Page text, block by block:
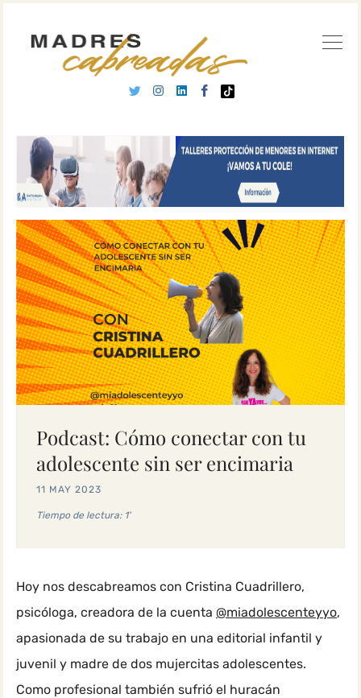
Podcast: Cómo conectar con tu
adolescente sin ser encimaria
11 MAY 2023
Tiempo de lectura: 1'
Hoy nos descabreamos con Cristina Cuadrillero,
psicóloga, creadora de la cuenta @miadolescenteyyo,
apasionada de su trabajo en una editorial infantil y
juvenil y madre de dos mujercitas adolescentes.
Como profesional también sufrió el huracán